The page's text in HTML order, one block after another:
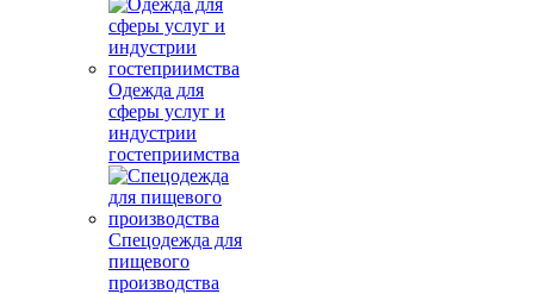
Одежда для
сферы услуг и
индустрии
гостеприимства
Спецодежда для
пищевого
производства